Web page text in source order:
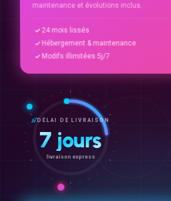
maintenance et évolutions inclus.
24 mois lissés
Hébergement & maintenance
Modifs illimitées 5j/7
DÉLAI DE LIVRAISON
7 jours
livraison express